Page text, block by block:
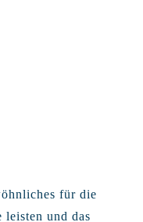
für die
und das